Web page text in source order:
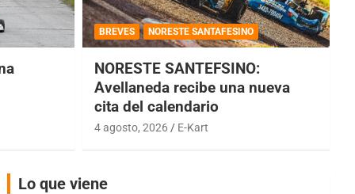
BREVES NORESTE SANTAFESINO
NORESTE SANTEFSINO:
Avellaneda recibe una nueva
cita del calendario
4 agosto, 2026 E-Kart
Lo que viene
COBERTURA ESPECIAL DE E-KART.COM.AR
Ramiro Tot (Asfalto)
Baradero (Buenos Aires)
Ciudad de Trenque Lauquen (Asfalto)
Parque de la Velocidad (Asfalto)